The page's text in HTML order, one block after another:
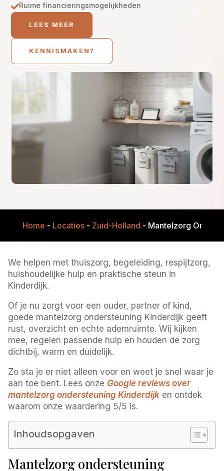
Ruime financieringsmogelijkheden
LEES MEER
KENNISMAKEN?
Home - Locaties- Zuid-Holland - Mantelzorg
We helpen met thuiszorg, begeleiding, respijtzorg,
huishoudelijke hulp en praktische steun in
Kinderdijk.
Of je nu zorgt voor een ouder, partner of kind,
goede mantelzorg ondersteuning Kinderdijk geeft
rust, overzicht en echte ademruimte. Wij kijken
mee, regelen passende hulp en houden de zorg
dichtbij, warm en duidelijk.
Zo sta je er niet alleen voor en weet je snel waar je
aan toe bent. Lees onze Google reviews over
mantelzorg ondersteuning Kinderdijk en ontdek
waarom onze waardering 5/5 is.
Inhoudsopgaven
Mantelzorg ondersteuning